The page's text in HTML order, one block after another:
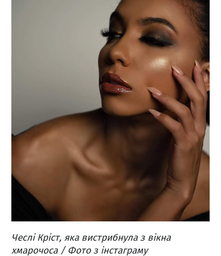
Чеслі Кріст, яка вистрибнула з вікна
хмарочоса / Фото з інстаграму